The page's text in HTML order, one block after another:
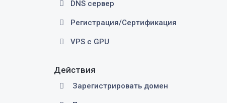
DNS сервер
Регистрация/Сертификация
VPS c GPU
Действия
Зарегистрировать домен